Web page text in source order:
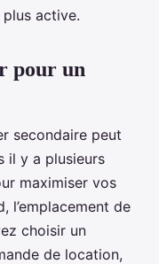
active.
pour un
secondaire peut
il y a plusieurs
maximiser vos
l’emplacement de
choisir un
de location,